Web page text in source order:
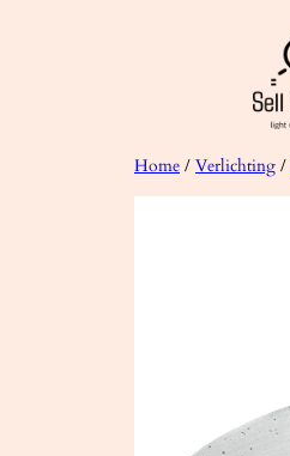
Home / Verlichting /